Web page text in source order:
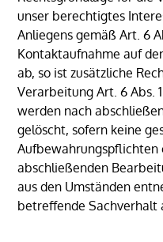
unser berechtigtes
Anliegens gemäß Art. 6
Kontaktaufnahme auf
ab, so ist zusätzliche
Verarbeitung Art. 6 Abs.
werden nach
gelöscht, sofern keine
Aufbewahrungspflichten
abschließenden
aus den Umständen
betreffende Sachverhalt